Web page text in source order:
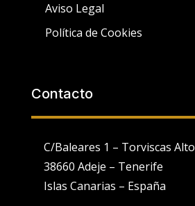
Aviso Legal
Política de Cookies
Contacto
C/Baleares 1 – Torviscas Alto
38660 Adeje – Tenerife
Islas Canarias – España